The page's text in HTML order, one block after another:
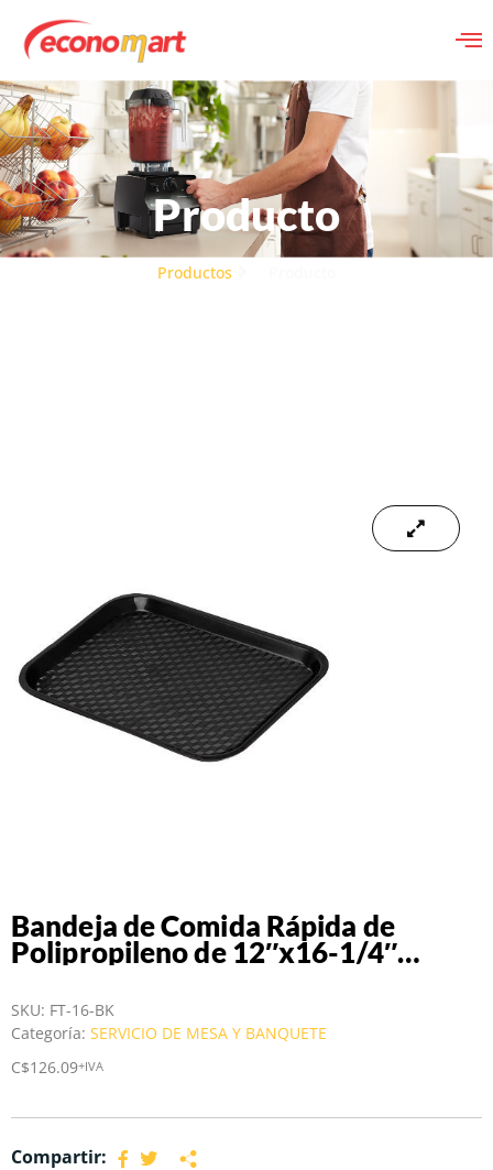
Producto
Productos
Bandeja de Comida Rápida de
Polipropileno de 12″x16-1/4″
SKU: FT-16-BK
Categoría: SERVICIO DE MESA Y BANQUETE
C$126.09+IVA
Compartir: